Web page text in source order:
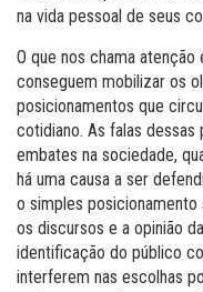
na vida pessoal de seus
O que nos chama
conseguem mobilizar os
posicionamentos que
cotidiano. As falas
embates na sociedade,
há uma causa a ser
o simples
os discursos e a opinião
identificação do público
interferem nas escolhas